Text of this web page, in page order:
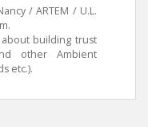
/ ARTEM / U.L.
building trust
other Ambient
etc.).